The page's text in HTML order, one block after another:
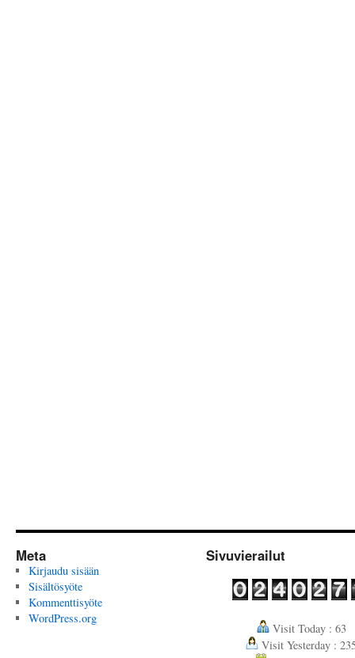
Meta
Kirjaudu sisään
Sisältösyöte
Kommenttisyöte
WordPress.org
Sivuvierailut
Visit Today : 63
Visit Yesterday :